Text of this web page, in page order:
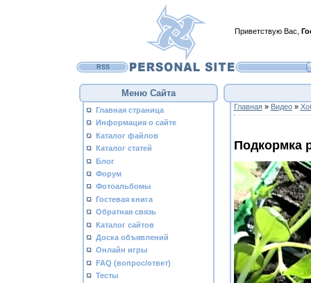
Приветствую Вас
RSS
Меню Сайта
Главная страница
Информация о сайте
Каталог файлов
Каталог статей
Блог
Форум
Фотоальбомы
Гостевая книга
Обратная связь
Каталог сайтов
Доска объявлений
Онлайн игры
FAQ (вопрос/ответ)
Тесты
Главная» Видео»
Подкормка